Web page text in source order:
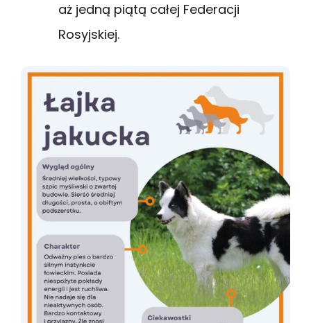
aż jedną piątą całej Federacji
Rosyjskiej.